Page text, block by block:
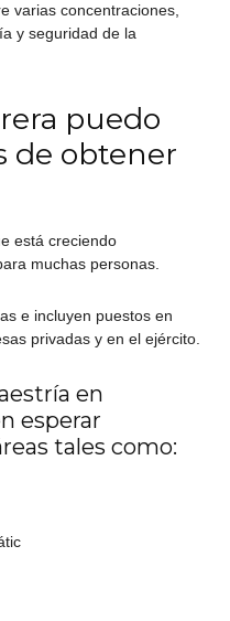
varias concentraciones,
y seguridad de la
puedo
de obtener
está creciendo
muchas personas.
e incluyen puestos en
privadas y en el ejército.
en
esperar
tales como: